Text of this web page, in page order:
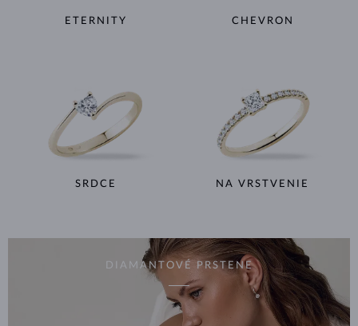
ETERNITY CHEVRON
SRDCE NA VRSTVENIE
DIAMANTOVÉ PRSTENE